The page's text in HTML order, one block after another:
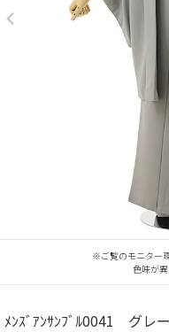
※ご覧のモニター
色味が
ﾒﾝｽﾞｱﾝｻﾝﾌﾞﾙ0041 グレ